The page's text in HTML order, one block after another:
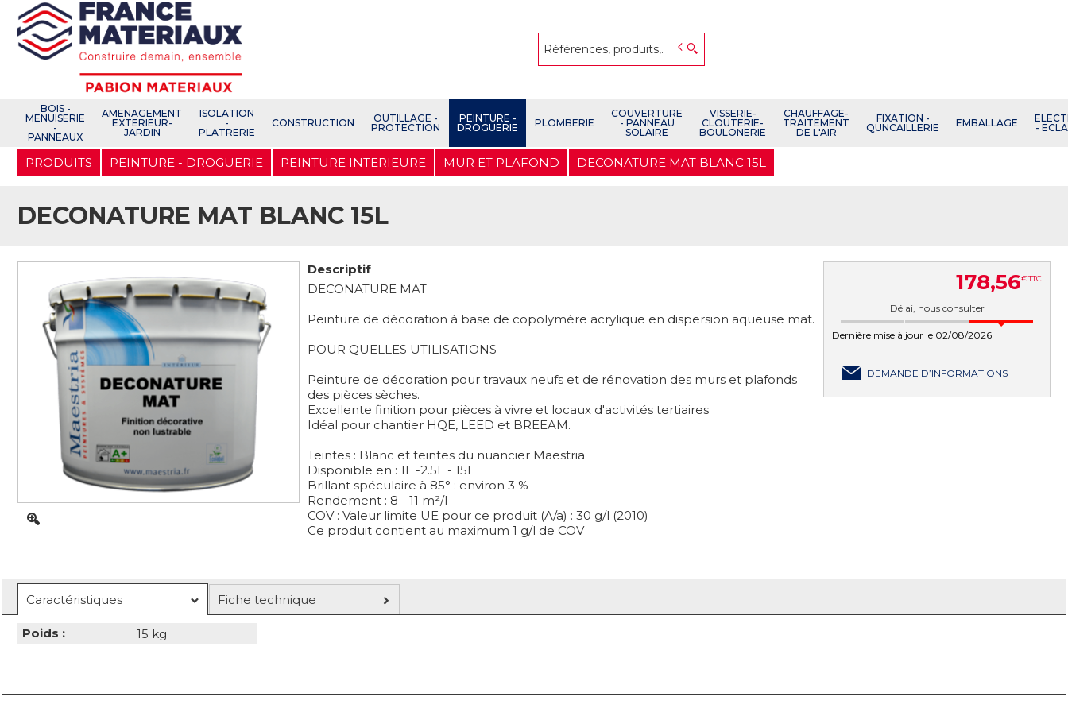
Aller
contenu
BOIS -
MENUISERIE
-
PANNEAUX
AMENAGEMENT
EXTERIEUR-
JARDIN
ISOLATION
-
PLATRERIE
CONSTRUCTION
OUTILLAGE -
PROTECTION
PEINTURE -
DROGUERIE
PLOMBERIE
COUVERTURE
- PANNEAU
SOLAIRE
VISSERIE-
CLOUTERIE-
BOULONERIE
CHAUFFAGE-
TRAITEMENT
DE L'AIR
FIXATION -
QUNCAILLERIE
EMBALLAGE
-
PRODUITS PEINTURE - DROGUERIE PEINTURE INTERIEURE MUR ET PLAFOND DECONATURE MAT BLANC 15L
DECONATURE MAT BLANC 15L
Descriptif
DECONATURE MAT
Peinture de décoration à base de copolymère acrylique en dispersion aqueuse mat.
POUR QUELLES UTILISATIONS
Peinture de décoration pour travaux neufs et de rénovation des murs et plafonds
des pièces sèches.
Excellente finition pour pièces à vivre et locaux d'activités tertiaires
Idéal pour chantier HQE, LEED et BREEAM.
Teintes : Blanc et teintes du nuancier Maestria
Disponible en : 1L -2.5L - 15L
Brillant spéculaire à 85° : environ 3 %
Rendement : 8 - 11 m²/l
COV : Valeur limite UE pour ce produit (A/a) : 30 g/l (2010)
Ce produit contient au maximum 1 g/l de COV
178,56€TTC
Délai, nous consulter
Dernière mise à jour le 02/08/2026
DEMANDE D’INFORMATIONS
Caractéristiques Fiche technique
Poids : 15 kg